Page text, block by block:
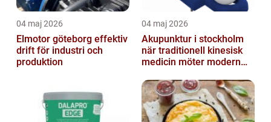
04 maj 2026
Elmotor göteborg effektiv
drift för industri och
produktion
04 maj 2026
Akupunktur i stockholm
när traditionell kinesisk
medicin möter modern